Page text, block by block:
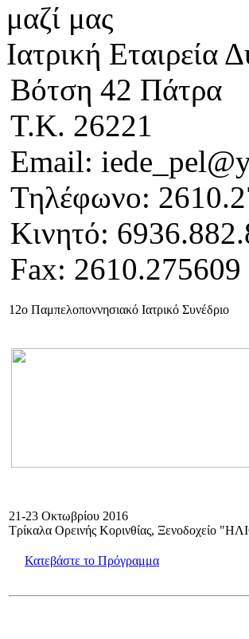
μαζί μας
Ιατρική Εταιρεία
Βότση 42 Πάτρα
Τ.Κ. 26221
Email:
Τηλέφωνο:
Κινητό:
Fax: 2610.275609
12o Παμπελοποννησιακό Ιατρικό Συνέδριο
21-23 Οκτωβρίου 2016
Τρίκαλα Ορεινής Κορινθίας, Ξενοδοχείο
Κατεβάστε το Πρόγραμμα